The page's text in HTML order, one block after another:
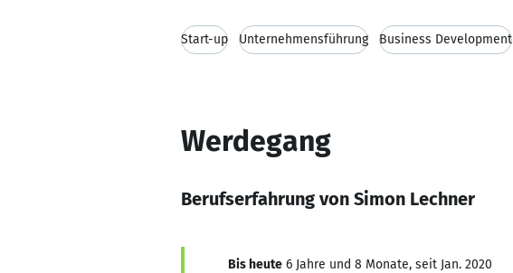
Start-up Unternehmensführung Business Development
Werdegang
Berufserfahrung von Simon Lechner
Bis heute 6 Jahre und 8 Monate, seit Jan. 2020